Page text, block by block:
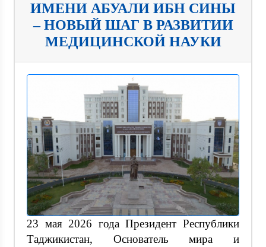
ИМЕНИ АБУАЛИ ИБН СИНЫ
– НОВЫЙ ШАГ В РАЗВИТИИ
МЕДИЦИНСКОЙ НАУКИ
23 мая 2026 года Президент Республики
Таджикистан, Основатель мира и